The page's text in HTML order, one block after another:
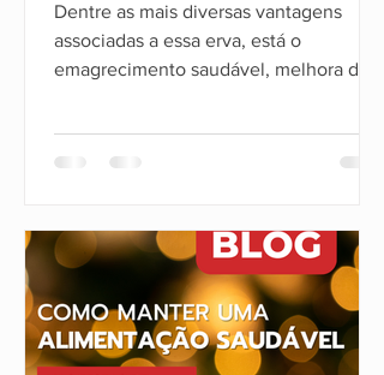
Dentre as mais diversas vantagens
associadas a essa erva, está o
emagrecimento saudável, melhora da